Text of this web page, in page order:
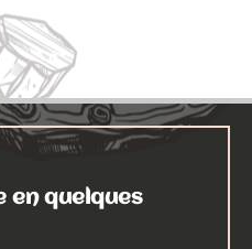
en quelques